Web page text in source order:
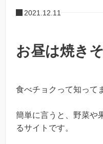
2021.12.11
お昼は焼きそ
食べチョクって知って
簡単に言うと、野菜や
るサイトです。